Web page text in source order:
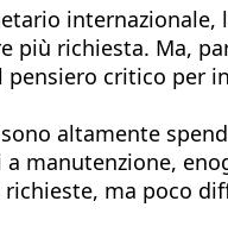
più richiesta. Ma,
critico per
altamente
manutenzione,
ma poco